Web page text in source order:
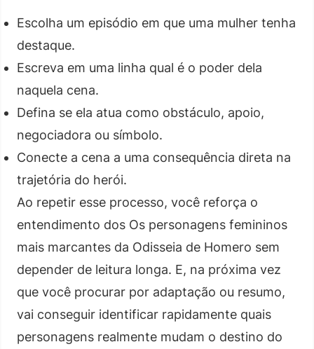
Escolha um episódio em que uma mulher tenha
destaque.
Escreva em uma linha qual é o poder dela
naquela cena.
Defina se ela atua como obstáculo, apoio,
negociadora ou símbolo.
Conecte a cena a uma consequência direta na
trajetória do herói.
Ao repetir esse processo, você reforça o
entendimento dos Os personagens femininos
mais marcantes da Odisseia de Homero sem
depender de leitura longa. E, na próxima vez
que você procurar por adaptação ou resumo,
vai conseguir identificar rapidamente quais
personagens realmente mudam o destino do